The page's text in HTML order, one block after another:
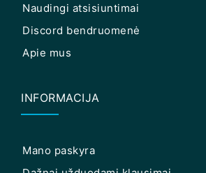
Naudingi atsisiuntimai
Discord bendruomenė
Apie mus
INFORMACIJA
Mano paskyra